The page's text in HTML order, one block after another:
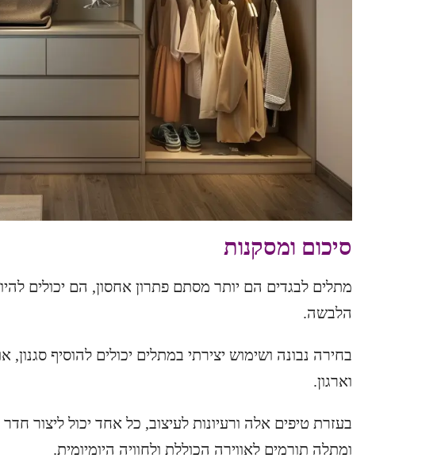
סיכום ומסקנות
מתלים לבגדים הם יותר מסתם פתרון אחסון, הם יכולים
הלבשה.
בחירה נבונה ושימוש יצירתי במתלים יכולים להוסיף סגנון,
וארגון.
בעזרת טיפים אלה ורעיונות לעיצוב, כל אחד יכול ליצור
ומתלה תורמים לאווירה הכוללת ולחוויה היומיומית.